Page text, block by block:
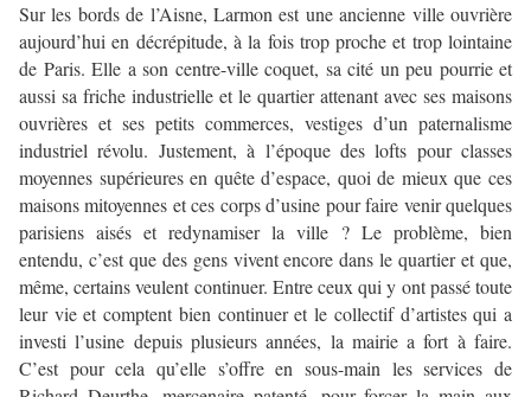
Sur les bords de l’Aisne, Larmon est une ancienne ville ouvrière
aujourd’hui en décrépitude, à la fois trop proche et trop lointaine
de Paris. Elle a son centre-ville coquet, sa cité un peu pourrie et
aussi sa friche industrielle et le quartier attenant avec ses maisons
ouvrières et ses petits commerces, vestiges d’un paternalisme
industriel révolu. Justement, à l’époque des lofts pour classes
moyennes supérieures en quête d’espace, quoi de mieux que ces
maisons mitoyennes et ces corps d’usine pour faire venir quelques
parisiens aisés et redynamiser la ville ? Le problème, bien
entendu, c’est que des gens vivent encore dans le quartier et que,
même, certains veulent continuer. Entre ceux qui y ont passé toute
leur vie et comptent bien continuer et le collectif d’artistes qui a
investi l’usine depuis plusieurs années, la mairie a fort à faire.
C’est pour cela qu’elle s’offre en sous-main les services de